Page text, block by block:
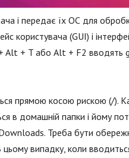
і передає їх ОС для
користувача (GUI) і
Alt + T або Alt + F2 вводять
прямою косою рискою (/).
в домашній папки і йому
Треба бути
випадку, коли